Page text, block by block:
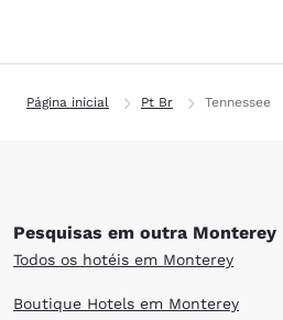
Página inicial Pt Br Tennessee
Pesquisas em outra Monterey
Todos os hotéis em Monterey
Boutique Hotels em Monterey